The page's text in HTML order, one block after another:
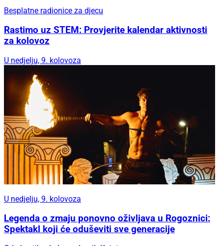
Besplatne radionice za djecu
Rastimo uz STEM: Provjerite kalendar aktivnosti
za kolovoz
U nedjelju, 9. kolovoza
U nedjelju, 9. kolovoza
Legenda o zmaju ponovno oživljava u Rogoznici:
Spektakl koji će oduševiti sve generacije